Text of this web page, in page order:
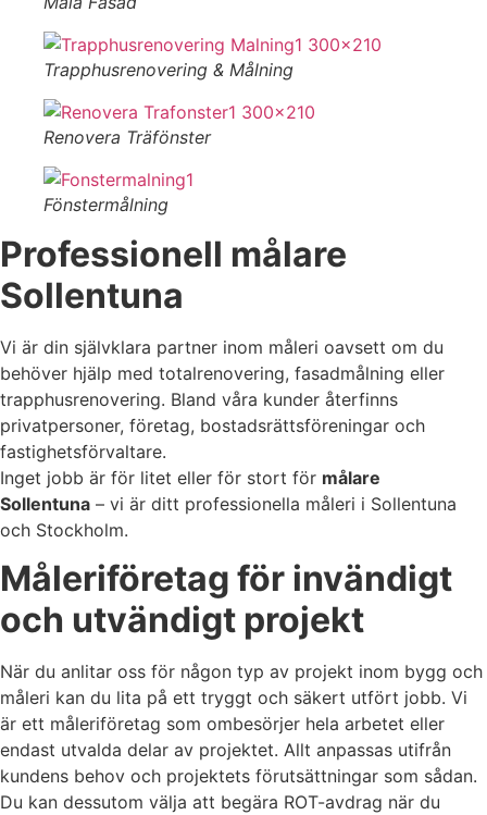
Trapphusrenovering & Målning
Renovera Träfönster
Fönstermålning
Professionell målare
Sollentuna
Vi är din självklara partner inom måleri oavsett om du
behöver hjälp med totalrenovering, fasadmålning eller
trapphusrenovering. Bland våra kunder återfinns
privatpersoner, företag, bostadsrättsföreningar och
fastighetsförvaltare.
Inget jobb är för litet eller för stort för målare
Sollentuna – vi är ditt professionella måleri i Sollentuna
och Stockholm.
Måleriföretag för invändigt
och utvändigt projekt
När du anlitar oss för någon typ av projekt inom bygg och
måleri kan du lita på ett tryggt och säkert utfört jobb. Vi
är ett måleriföretag som ombesörjer hela arbetet eller
endast utvalda delar av projektet. Allt anpassas utifrån
kundens behov och projektets förutsättningar som sådan.
Du kan dessutom välja att begära ROT-avdrag när du